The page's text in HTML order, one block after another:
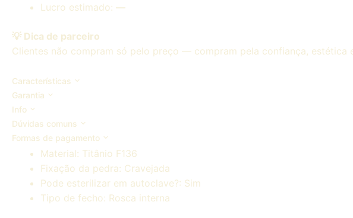
Lucro estimado: —
💡 Dica de parceiro
Clientes não compram só pelo preço — compram pela confiança, estética
Características
Garantia
Info
Dúvidas comuns
Formas de pagamento
Material: Titânio F136
Fixação da pedra: Cravejada
Pode esterilizar em autoclave?: Sim
Tipo de fecho: Rosca interna